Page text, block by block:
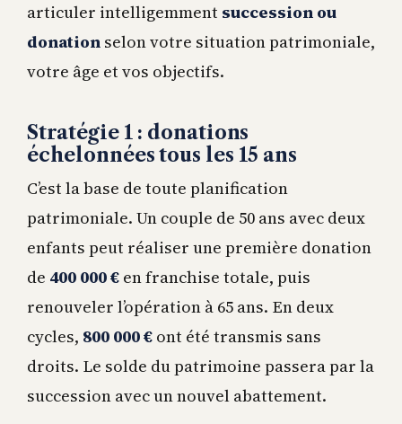
articuler intelligemment succession ou
donationselon votre situation patrimoniale,
votre âge et vos objectifs.
Stratégie 1 : donations
échelonnées tous les 15 ans
C’est la base de toute planification
patrimoniale. Un couple de 50 ans avec deux
enfants peut réaliser une première donation
de 400 000 €en franchise totale, puis
renouveler l’opération à 65 ans. En deux
cycles, 800 000 €ont été transmis sans
droits. Le solde du patrimoine passera par la
succession avec un nouvel abattement.